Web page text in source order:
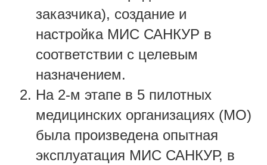
заказчика), создание и
настройка МИС САНКУР в
соответствии с целевым
назначением.
На 2-м этапе в 5 пилотных
медицинских организациях (МО)
была произведена опытная
эксплуатация МИС САНКУР, в